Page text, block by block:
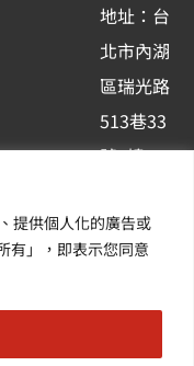
提供個人化的廣告或
有」，即表示您同意
s
q
u
a
r
地址：台
北市內湖
區瑞光路
513巷33
號6樓
新訊 | 提
供您最新